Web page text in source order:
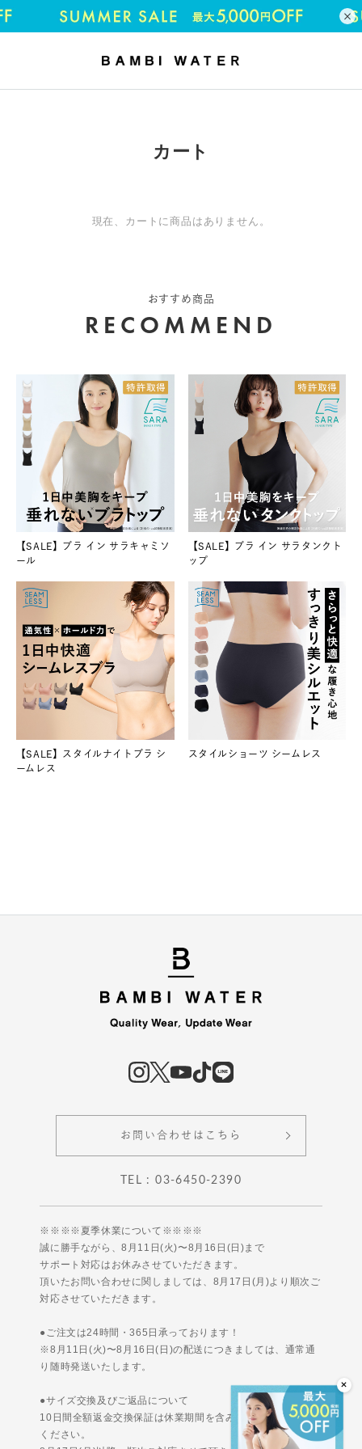
×
カート
現在、カートに商品はありません。
おすすめ商品
RECOMMEND
【SALE】ブラ イン サラキャミソ
ール
【SALE】ブラ イン サラタンクト
ップ
【SALE】スタイルナイトブラ シ
ームレス
スタイルショーツ シームレス
お問い合わせはこちら
TEL : 03-6450-2390
※※※※夏季休業について※※※※
誠に勝手ながら、8月11日(火)〜8月16日(日)まで
サポート対応はお休みさせていただきます。
頂いたお問い合わせに関しましては、8月17日(月)より順次ご
対応させていただきます。
●ご注文は24時間・365日承っております！
※8月11日(火)〜8月16日(日)の配送につきましては、通常通
り随時発送いたします。
●サイズ交換及びご返品について
10日間全額返金交換保証は休業期間を含みませんのでご安心
ください。